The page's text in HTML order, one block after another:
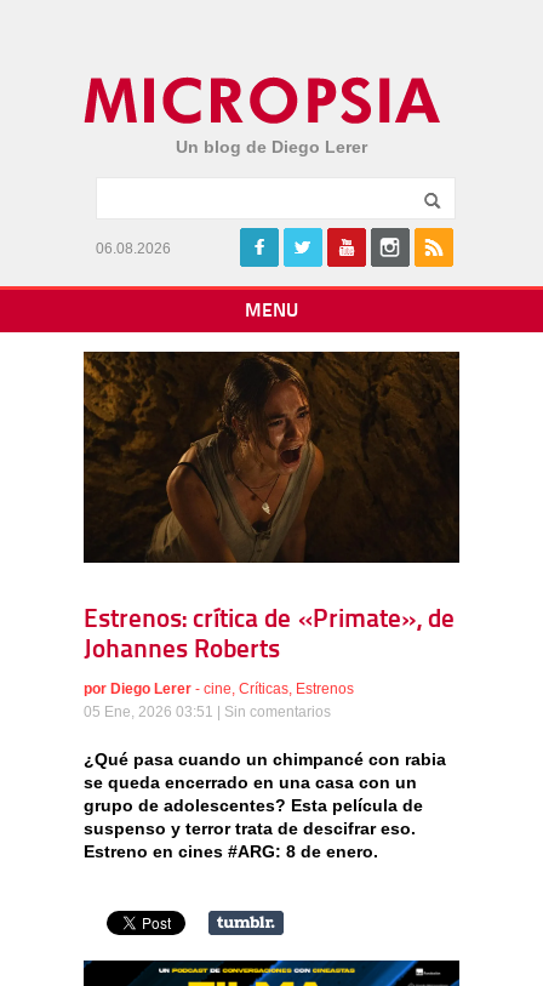
Un blog de Diego Lerer
06.08.2026
MENU
Estrenos: crítica de «Primate», de
Johannes Roberts
por Diego Lerer - cine, Críticas, Estrenos
05 Ene, 2026 03:51 | Sin comentarios
¿Qué pasa cuando un chimpancé con rabia
se queda encerrado en una casa con un
grupo de adolescentes? Esta película de
suspenso y terror trata de descifrar eso.
Estreno en cines #ARG: 8 de enero.